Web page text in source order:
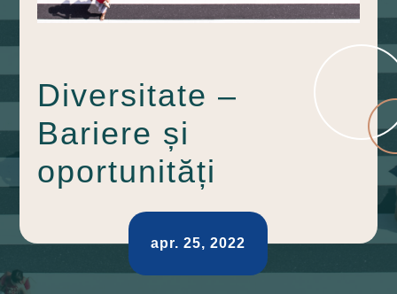
Diversitate –
Bariere și
oportunități
apr. 25, 2022